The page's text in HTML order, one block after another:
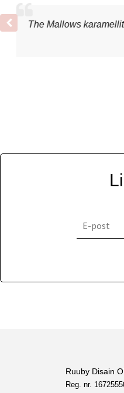
The Mallows
Ruuby Disain
Reg. nr.